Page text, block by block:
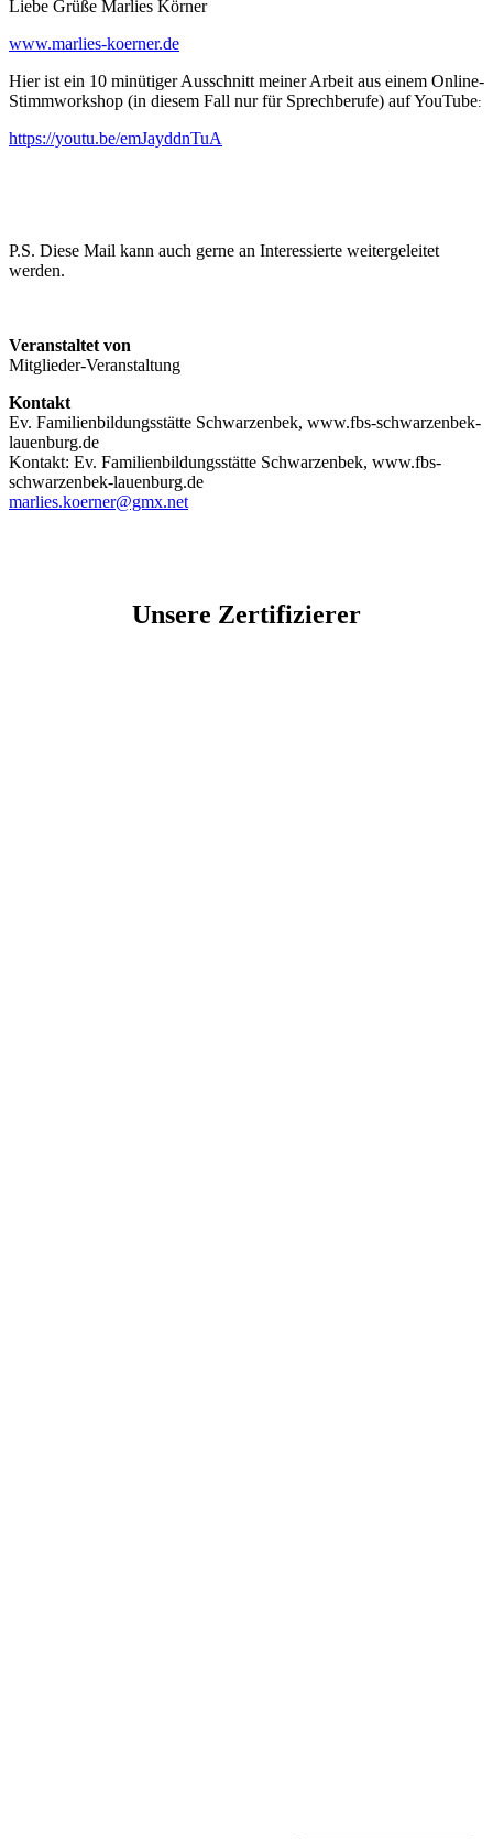
Liebe Grüße Marlies Körner
www.marlies-koerner.de
Hier ist ein 10 minütiger Ausschnitt meiner Arbeit aus einem Online-
Stimmworkshop (in diesem Fall nur für Sprechberufe) auf YouTube:
https://youtu.be/emJayddnTuA
P.S. Diese Mail kann auch gerne an Interessierte weitergeleitet
werden.
Veranstaltet von
Mitglieder-Veranstaltung
Kontakt
Ev. Familienbildungsstätte Schwarzenbek, www.fbs-schwarzenbek-
lauenburg.de
Kontakt: Ev. Familienbildungsstätte Schwarzenbek, www.fbs-
schwarzenbek-lauenburg.de
marlies.koerner@gmx.net
Unsere Zertifizierer